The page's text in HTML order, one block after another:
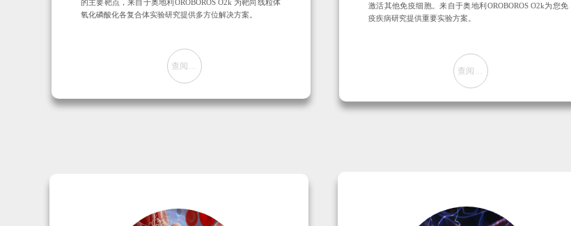
查阅方案
的主要靶点，来自于奥地利OROBOROS O2k 为靶向线粒体
氧化磷酸化各复合体实验研究提供多方位解决方案。
激活其他免疫细胞。来自于奥地利OROBOROS O2k为您免
疫疾病研究提供重要实验方案。
查阅方案